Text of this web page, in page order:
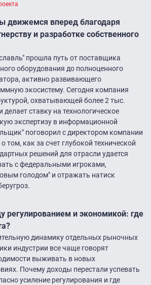
движемся вперед благодаря
и разработке собственного
прошла путь от поставщика
оборудования до полноценного
активно развивающего
экосистему. Сегодня компания
охватывающей более 2 тыс.
ставку на технологическое
экспертизу в информационной
поговорил с директором компании
как за счет глубокой технической
решений для отрасли удается
с федеральными игроками,
голодом" и отражать натиск
регулированием и экономикой: где
динамику отдельных рыночных
индустрии все чаще говорят
выживать в новых
Почему доходы перестали успевать
усиление регулирования и где